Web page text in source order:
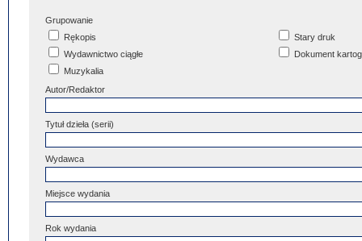
Grupowanie
Rękopis
Stary druk
Wydawnictwo ciągłe
Dokument
Muzykalia
Autor/Redaktor
Tytuł dzieła (serii)
Wydawca
Miejsce wydania
Rok wydania